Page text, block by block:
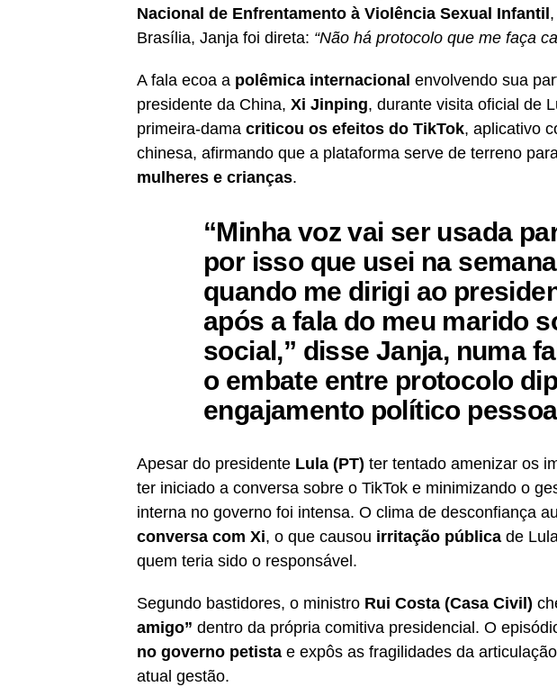
Nacional de Enfrentamento à Violência Sexual Infantil
Brasília, Janja foi direta: “Não há protocolo que me faça
A fala ecoa a polêmica internacional envolvendo sua
presidente da China, Xi Jinping, durante visita oficial de
primeira-dama criticou os efeitos do TikTok, aplicativo
chinesa, afirmando que a plataforma serve de terreno
mulheres e crianças.
“Minha voz vai ser usada
por isso que usei na
quando me dirigi ao
após a fala do meu marido
social,” disse Janja, numa
o embate entre protocolo
engajamento político
Apesar do presidente Lula (PT) ter tentado amenizar os
ter iniciado a conversa sobre o TikTok e minimizando o
interna no governo foi intensa. O clima de desconfiança
conversa com Xi, o que causou irritação pública de
quem teria sido o responsável.
Segundo bastidores, o ministro Rui Costa (Casa Civil)
amigo” dentro da própria comitiva presidencial. O
no governo petista e expôs as fragilidades da
atual gestão.